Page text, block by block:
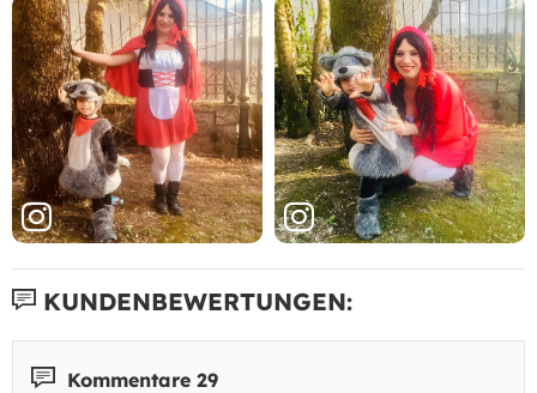
KUNDENBEWERTUNGEN:
Kommentare 29